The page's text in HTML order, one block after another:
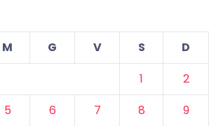
M G V S
D
1
2
5 6 7 8
9